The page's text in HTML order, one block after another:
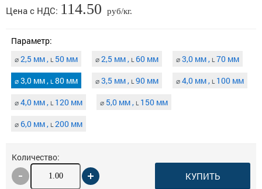
Цена с НДС: 114.50 руб/кг.
Параметр:
⌀2,5 мм , L50 мм ⌀2,5 мм , L60 мм ⌀3,0 мм , L70 мм
⌀3,0 мм , L80 мм ⌀3,5 мм , L90 мм ⌀4,0 мм , L100 мм
⌀4,0 мм , L120 мм ⌀ 5,0 мм , L150 мм
⌀ 6,0 мм , L200 мм
Количество:
КУПИТЬ